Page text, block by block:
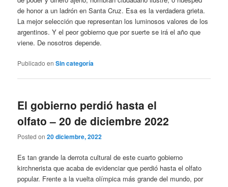
de honor a un ladrón en Santa Cruz. Esa es la verdadera grieta.
La mejor selección que representan los luminosos valores de los
argentinos. Y el peor gobierno que por suerte se irá el año que
viene. De nosotros depende.
Publicado en Sin categoría
El gobierno perdió hasta el
olfato – 20 de diciembre 2022
Posted on20 diciembre, 2022
Es tan grande la derrota cultural de este cuarto gobierno
kirchnerista que acaba de evidenciar que perdió hasta el olfato
popular. Frente a la vuelta olímpica más grande del mundo, por